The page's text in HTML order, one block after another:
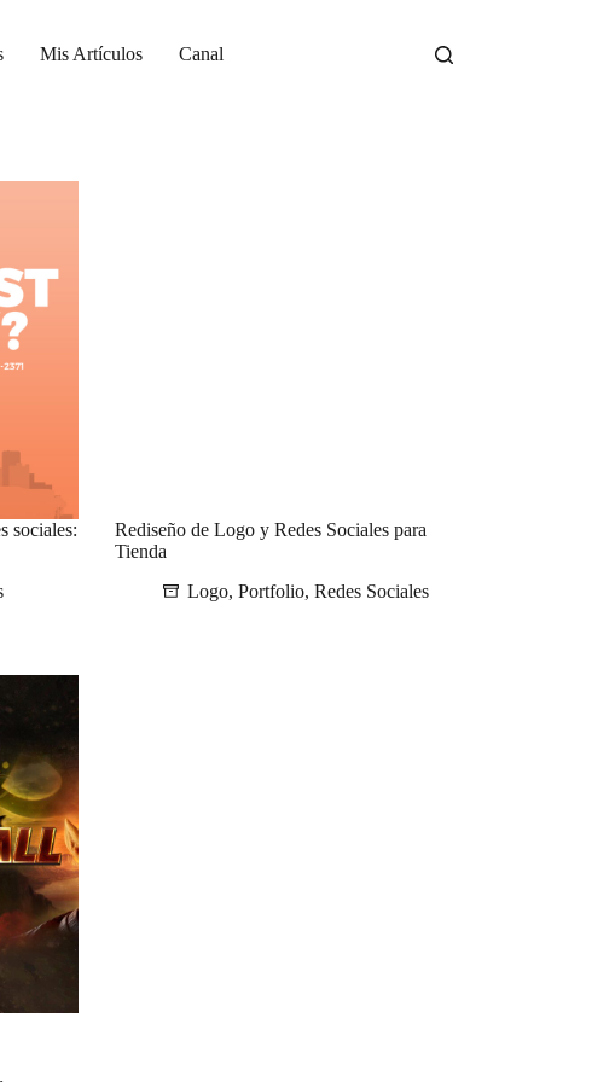
Mis Artículos Canal
sociales:
Rediseño de Logo y Redes Sociales para
Tienda
Logo, Portfolio, Redes Sociales